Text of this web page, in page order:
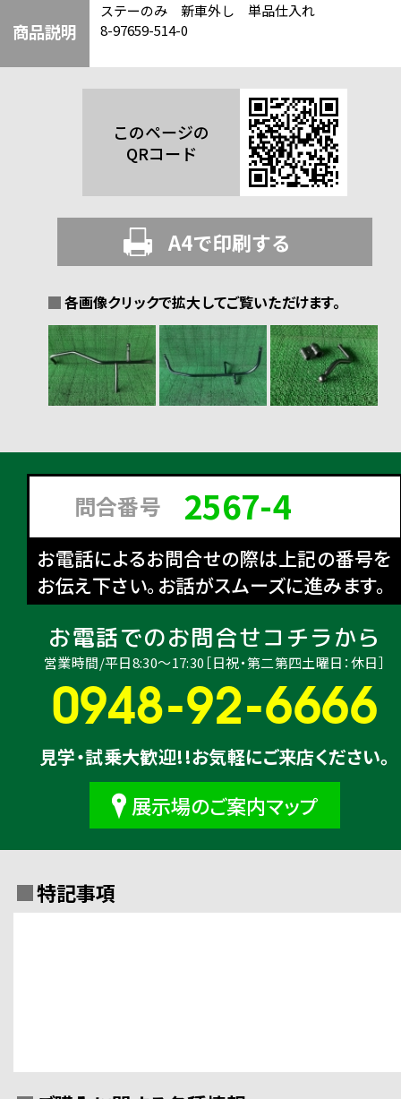
商品説明
ステーのみ 新車外し 単品仕入れ
8-97659-514-0
このページの
QRコード
A4で印刷する
各画像クリックで拡大してご覧いただけます。
問合番号 2567-4
お電話によるお問合せの際は上記の番号を
お伝え下さい。お話がスムーズに進みます。
お電話でのお問合せコチラから
営業時間/平日8:30〜17:30［日祝・第二第四土曜日：休日］
0948-92-6666
見学・試乗大歓迎!!お気軽にご来店ください。
展示場のご案内マップ
特記事項